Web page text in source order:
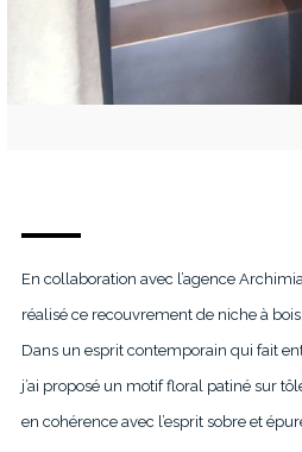
En collaboration avec l’agence
réalisé ce recouvrement de niche à bois.
Dans un esprit contemporain qui fait
j’ai proposé un motif floral patiné sur
en cohérence avec l’esprit sobre et